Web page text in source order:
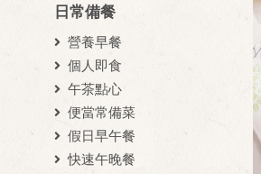
日常備餐
營養早餐
個人即食
午茶點心
便當常備菜
假日早午餐
快速午晚餐